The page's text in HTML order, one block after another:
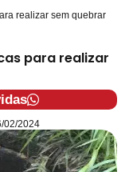
realizar sem quebrar
para realizar
02/2024